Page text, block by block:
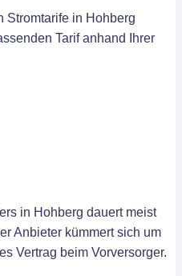
Stromtarife in Hohberg
Tarif anhand Ihrer
in Hohberg dauert meist
Anbieter kümmert sich um
Vertrag beim Vorversorger.